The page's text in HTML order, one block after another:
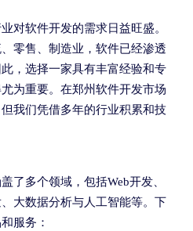
对软件开发的需求日益旺盛。
零售、制造业，软件已经渗透
，选择一家具有丰富经验和专
为重要。在郑州软件开发市场
我们凭借多年的行业积累和技
了多个领域，包括Web开发、
大数据分析与人工智能等。下
服务：